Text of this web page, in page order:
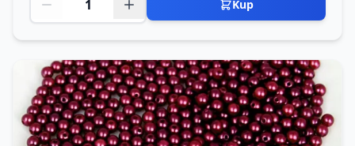
Kup